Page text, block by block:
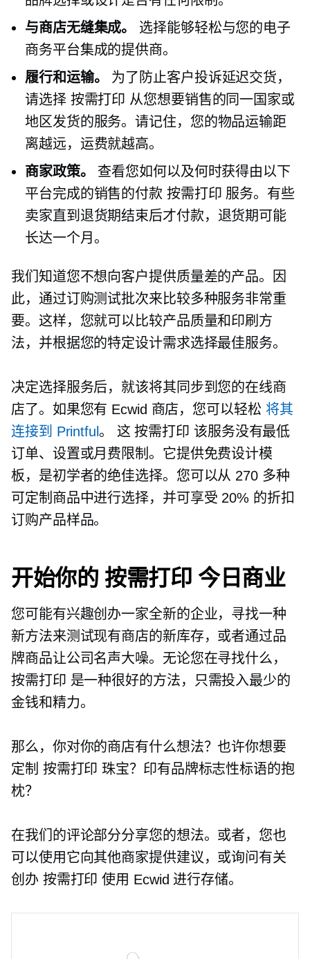
与商店无缝集成。
选择能够轻松与您的电子
商务平台集成的提供商。
履行和运输。
为了防止客户投诉延迟交货，
请选择 按需打印 从您想要销售的同一国家或
地区发货的服务。请记住，您的物品运输距
离越远，运费就越高。
商家政策。
查看您如何以及何时获得由以下
平台完成的销售的付款 按需打印 服务。有些
卖家直到退货期结束后才付款，退货期可能
长达一个月。
我们知道您不想向客户提供质量差的产品。因
此，通过订购测试批次来比较多种服务非常重
要。这样，您就可以比较产品质量和印刷方
法，并根据您的特定设计需求选择最佳服务。
决定选择服务后，就该将其同步到您的在线商
店了。如果您有 Ecwid 商店，您可以轻松 将其
连接到 Printful 。 这按需打印 该服务没有最低
订单、设置或月费限制。它提供免费设计模
板，是初学者的绝佳选择。您可以从 270 多种
可定制商品中进行选择，并可享受 20% 的折扣
订购产品样品。
开始你的 按需打印 今日商业
您可能有兴趣创办一家全新的企业，寻找一种
新方法来测试现有商店的新库存，或者通过品
牌商品让公司名声大噪。无论您在寻找什么，
按需打印 是一种很好的方法，只需投入最少的
金钱和精力。
那么，你对你的商店有什么想法？也许你想要
定制 按需打印 珠宝？印有品牌标志性标语的抱
枕？
在我们的评论部分分享您的想法。或者，您也
可以使用它向其他商家提供建议，或询问有关
创办 按需打印 使用 Ecwid 进行存储。